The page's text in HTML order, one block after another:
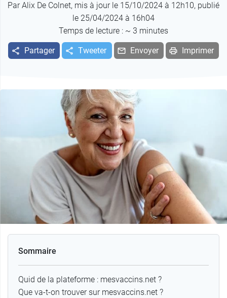
ParAlix De Colnet, mis à jour le 15/10/2024 à 12h10, publié
le 25/04/2024 à 16h04
Temps de lecture : ~ 3 minutes
Partager Tweeter Envoyer Imprimer
Sommaire
Quid de la plateforme : mesvaccins.net ?
Que va-t-on trouver sur mesvaccins.net ?